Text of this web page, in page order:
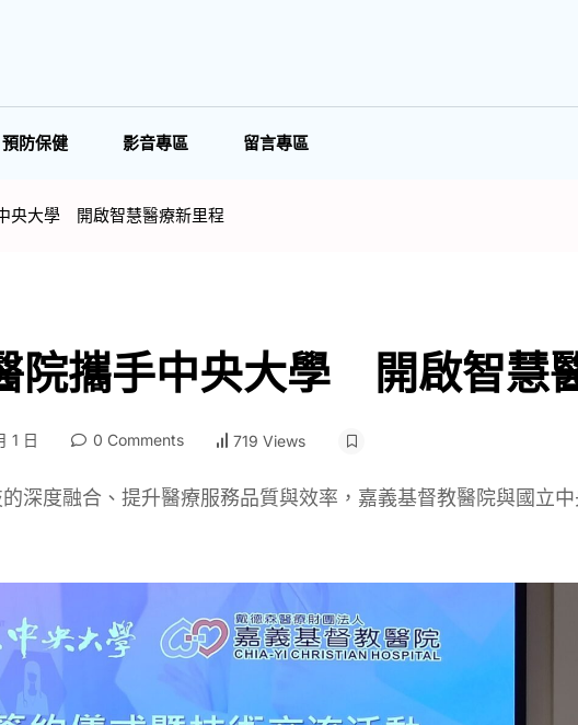
預防保健 影音專區 留言專區
央大學 開啟智慧醫療新里程
院攜手中央大學 開啟智慧
1 日 0 Comments 719 Views
深度融合、提升醫療服務品質與效率，嘉義基督教醫院與國立